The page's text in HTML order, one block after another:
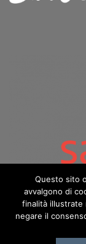
Copyright 2026
Questo sito
avvalgono di
finalità illustrate
negare il